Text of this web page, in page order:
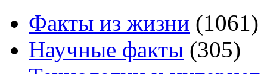
Факты из жизни (1061)
Научные факты (305)